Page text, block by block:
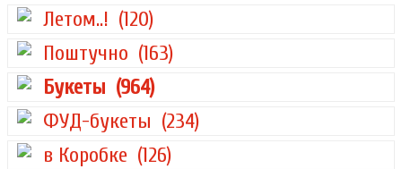
Летом..! (120)
Поштучно (163)
Букеты (964)
ФУД-букеты (234)
в Коробке (126)